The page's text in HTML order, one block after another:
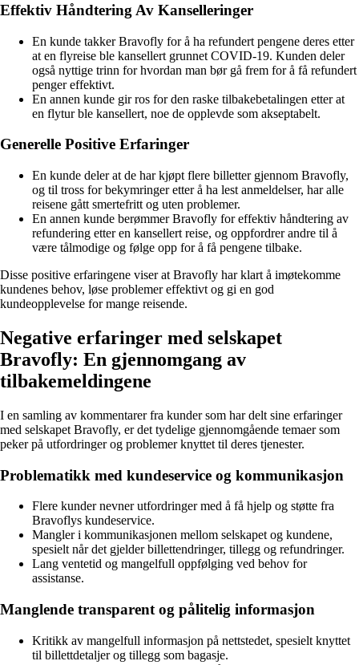
Effektiv Håndtering Av Kanselleringer
En kunde takker Bravofly for å ha refundert pengene deres etter
at en flyreise ble kansellert grunnet COVID-19. Kunden deler
også nyttige trinn for hvordan man bør gå frem for å få refundert
penger effektivt.
En annen kunde gir ros for den raske tilbakebetalingen etter at
en flytur ble kansellert, noe de opplevde som akseptabelt.
Generelle Positive Erfaringer
En kunde deler at de har kjøpt flere billetter gjennom Bravofly,
og til tross for bekymringer etter å ha lest anmeldelser, har alle
reisene gått smertefritt og uten problemer.
En annen kunde berømmer Bravofly for effektiv håndtering av
refundering etter en kansellert reise, og oppfordrer andre til å
være tålmodige og følge opp for å få pengene tilbake.
Disse positive erfaringene viser at Bravofly har klart å imøtekomme
kundenes behov, løse problemer effektivt og gi en god
kundeopplevelse for mange reisende.
Negative erfaringer med selskapet
Bravofly: En gjennomgang av
tilbakemeldingene
I en samling av kommentarer fra kunder som har delt sine erfaringer
med selskapet Bravofly, er det tydelige gjennomgående temaer som
peker på utfordringer og problemer knyttet til deres tjenester.
Problematikk med kundeservice og kommunikasjon
Flere kunder nevner utfordringer med å få hjelp og støtte fra
Bravoflys kundeservice.
Mangler i kommunikasjonen mellom selskapet og kundene,
spesielt når det gjelder billettendringer, tillegg og refundringer.
Lang ventetid og mangelfull oppfølging ved behov for
assistanse.
Manglende transparent og pålitelig informasjon
Kritikk av mangelfull informasjon på nettstedet, spesielt knyttet
til billettdetaljer og tillegg som bagasje.